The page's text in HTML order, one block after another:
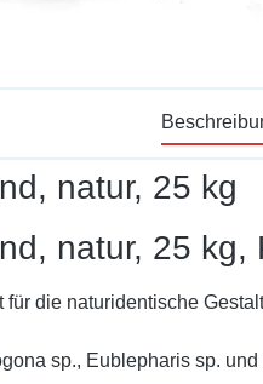
natur, 25 kg
natur, 25
die naturidentische
sp., Eublepharis sp.